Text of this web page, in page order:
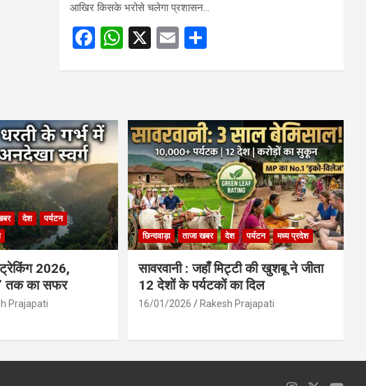
आखिर किसके भरोसे चलेगा प्रशासन…
F
o
o
k
W
A
p
p
X
E
देश
पर्यटन
2026,
तक का सफर
Prajapati
छिन्दवाड़ा ताजा खबर देश पर्यटन मध्य प्रदेश
सावरवानी : जहाँ मिट्टी की खुशबू ने जीता
12 देशों के पर्यटकों का दिल
16/01/2026 Rakesh Prajapati